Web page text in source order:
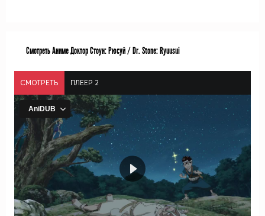
Смотреть Аниме Доктор Стоун: Рюсуй / Dr. Stone: Ryuusui
СМОТРЕТЬ ПЛЕЕР 2